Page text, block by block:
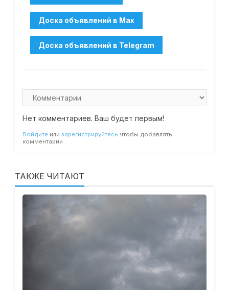
Нет комментариев. Ваш будет первым!
Войдите или зарегистрируйтесь чтобы добавлять
комментарии
ТАКЖЕ ЧИТАЮТ